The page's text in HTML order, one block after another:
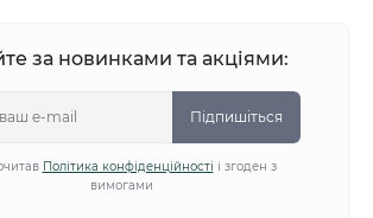
за новинками та акціями:
Підпишіться
Політика конфіденційності і згоден з
вимогами